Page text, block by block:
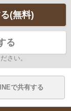
(無料)
る
さい。
で共有する